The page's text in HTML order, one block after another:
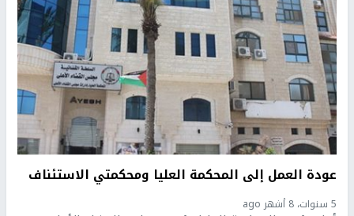
عودة العمل إلى المحكمة العليا ومحكمتي الاستئناف
5 سنوات، 8 أشهر ago